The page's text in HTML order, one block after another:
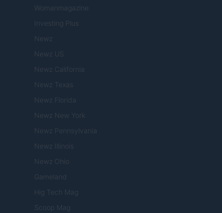
Womanmagazine
Investing Plus
Newz
Newz US
Newz California
Newz Texas
Newz Florida
Newz New York
Newz Pennsylvania
Newz Illinois
Newz Ohio
Gameland
Hig Tech Mag
Scoop Mag